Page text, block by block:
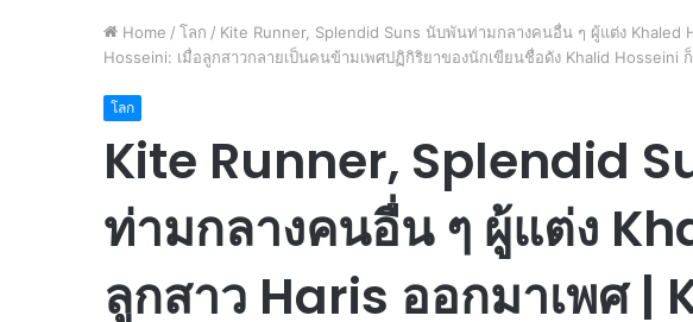
Home / โลก / Kite Runner, Splendid Suns นับพันท่ามกลางคนอื่น ๆ ผู้แต่ง Khaled
Hosseini: เมื่อลูกสาวกลายเป็นคนข้ามเพศปฏิกิริยาของนักเขียนชื่อดัง Khalid Hosseini
โลก
Kite Runner, Splendid
ท่ามกลางคนอื่น ๆ ผู้แต่ง
ลูกสาว Haris ออกมาเพศ |